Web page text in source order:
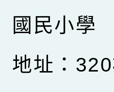
國民小學
地址：